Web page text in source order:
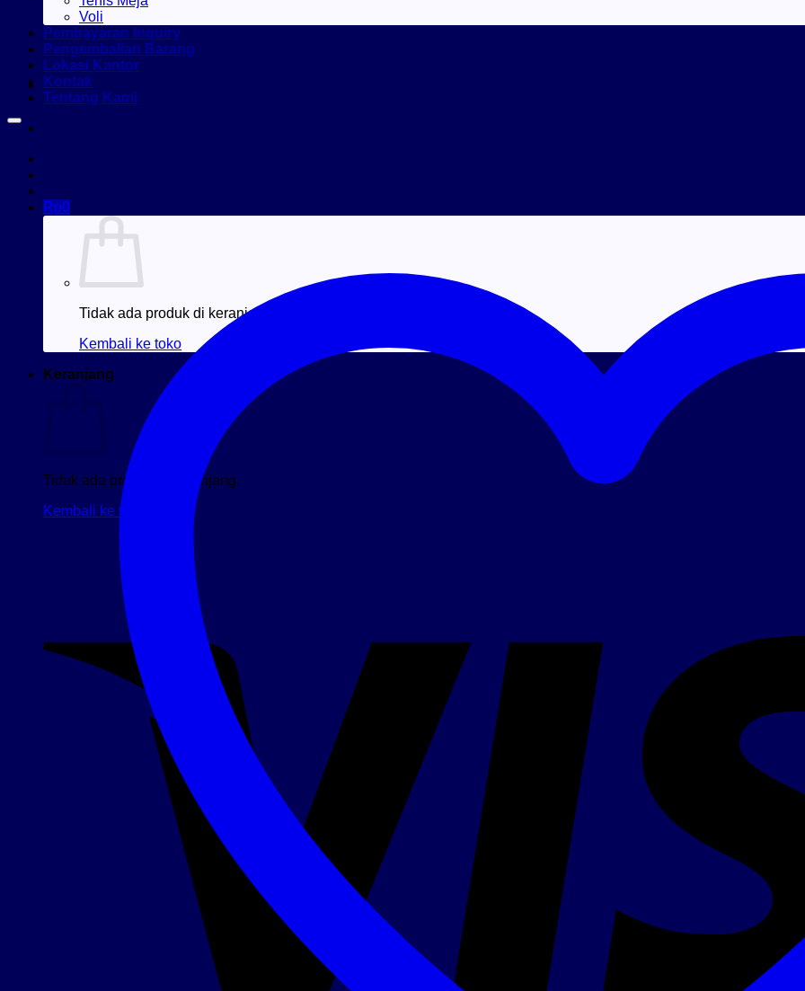
Voli
Pembayaran Inquiry
Pengembalian Barang
Lokasi Kantor
Kontak
Tentang Kami
Rp0
Tidak ada produk di keranjang.
Kembali ke toko
Keranjang
Tidak ada produk di keranjang.
Kembali ke toko